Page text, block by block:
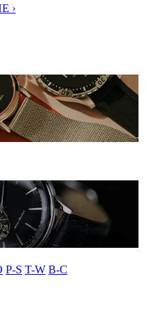
›
P-S T-W В-С